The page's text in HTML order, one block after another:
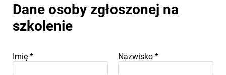
Dane osoby zgłoszonej na
szkolenie
Imię * Nazwisko *